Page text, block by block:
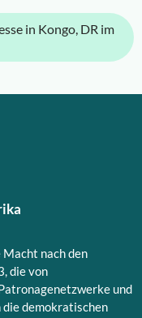
in Kongo, DR im
nach den
die von
und
demokratischen